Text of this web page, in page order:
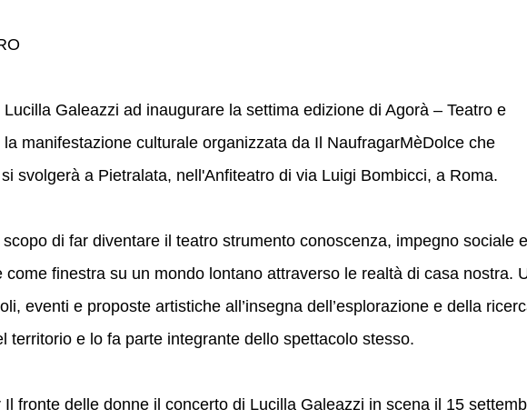
Galeazzi ad inaugurare la settima edizione di Agorà – Teatro e
la manifestazione culturale organizzata da Il NaufragarMèDolce che
svolgerà a Pietralata, nell'Anfiteatro di via Luigi Bombicci, a Roma.
di far diventare il teatro strumento conoscenza, impegno sociale e
come finestra su un mondo lontano attraverso le realtà di casa nostra.
eventi e proposte artistiche all’insegna dell’esplorazione e della
territorio e lo fa parte integrante dello spettacolo stesso.
Il fronte delle donne il concerto di Lucilla Galeazzi in scena il 15